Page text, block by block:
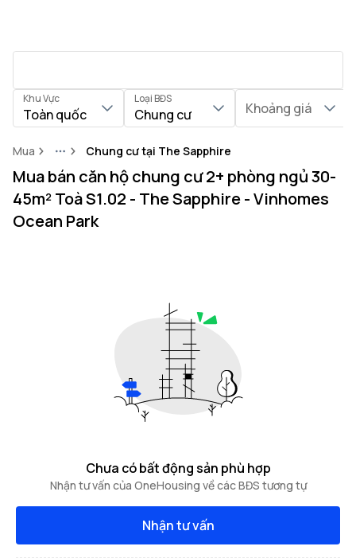
Khu Vực
Toàn quốc
Loại BĐS
Chung cư Khoảng giá
Mua MoreChung cư tại The Sapphire
Mua bán căn hộ chung cư 2+ phòng ngủ 30-
45m² Toà S1.02 - The Sapphire - Vinhomes
Ocean Park
Chưa có bất động sản phù hợp
Nhận tư vấn của OneHousing về các BĐS tương tự
Nhận tư vấn